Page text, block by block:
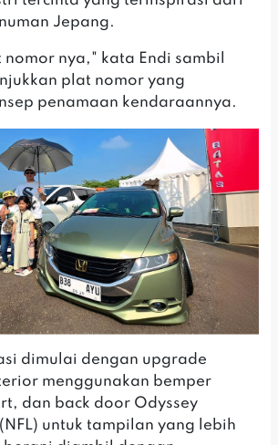
Jepang.
nya," kata Endi sambil
plat nomor yang
penamaan kendaraannya.
dimulai dengan upgrade
menggunakan bemper
dan back door Odyssey
untuk tampilan yang lebih